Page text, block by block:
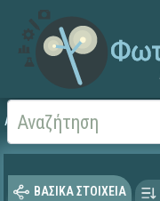
Αρχική
ΒΑΣΙΚΑ ΣΤΟΙΧΕΙΑ